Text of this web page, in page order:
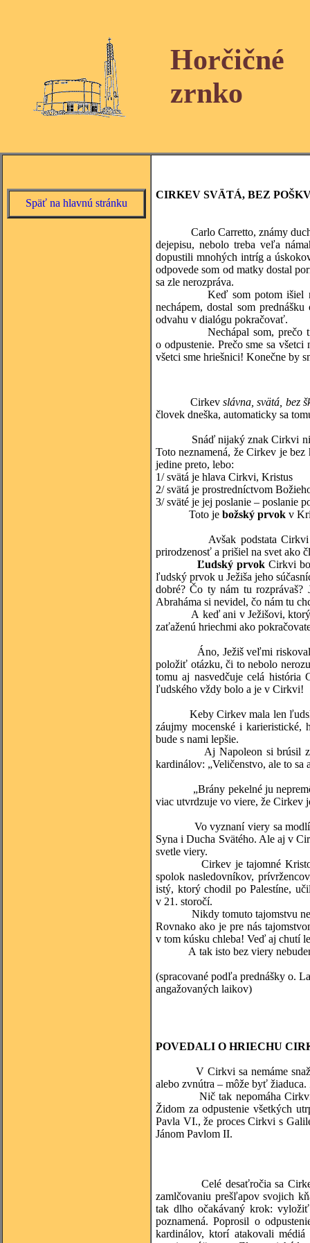
Horčičné
zrnko
Späť na hlavnú stránku
CIRKEV SVÄTÁ, BEZ
Carlo Carretto, známy
dejepisu, nebolo treba veľa
dopustili mnohých intríg a
odpovede som od matky dostal
sa zle nerozpráva.
Keď som potom išiel na
nechápem, dostal som
odvahu v dialógu pokračovať.
Nechápal som, prečo tí,
o odpustenie. Prečo sme sa
všetci sme hriešnici! Konečne by
Cirkevslávna, svätá, bez
človek dneška, automaticky sa
Snáď nijaký znak Cirkvi nie je
Toto neznamená, že Cirkev je
jedine preto, lebo:
1/ svätá je hlava Cirkvi, Kristus
2/ svätá je prostredníctvom
3/ sväté je jej poslanie – poslanie
Toto je božský prvok v
Avšak podstata Cirkvi nie
prirodzenosť a prišiel na svet ako
Ľudský prvok Cirkvi
ľudský prvok u Ježiša jeho
dobré? Čo ty nám tu
Abraháma si nevidel, čo nám tu
A keď ani v Ježišovi, ktorý bol
zaťaženú hriechmi ako
Áno, Ježiš veľmi riskoval,
položiť otázku, či to nebolo
tomu aj nasvedčuje celá
ľudského vždy bolo a je v Cirkvi!
Keby Cirkev mala len ľudskú
záujmy mocenské i karieristické,
bude s nami lepšie.
Aj Napoleon si brúsil zuby
kardinálov: „Veličenstvo, ale to sa
„Brány pekelné ju
viac utvrdzuje vo viere, že Cirkev
Vo vyznaní viery sa modlíme
Syna i Ducha Svätého. Ale aj v
svetle viery.
Cirkev je tajomné Kristovo
spolok nasledovníkov,
istý, ktorý chodil po Palestíne,
v 21. storočí.
Nikdy tomuto tajomstvu
Rovnako ako je pre nás
v tom kúsku chleba! Veď aj chutí
A tak isto bez viery
(spracované podľa prednášky o.
angažovaných laikov)
POVEDALI O HRIECHU
V Cirkvi sa nemáme snažiť
alebo zvnútra – môže byť
Nič tak nepomáha Cirkvi i
Židom za odpustenie všetkých
Pavla VI., že proces Cirkvi s
Jánom Pavlom II.
Celé desaťročia sa Cirkev
zamlčovaniu prešľapov svojich
tak dlho očakávaný krok:
poznamená. Poprosil o
kardinálov, ktorí atakovali